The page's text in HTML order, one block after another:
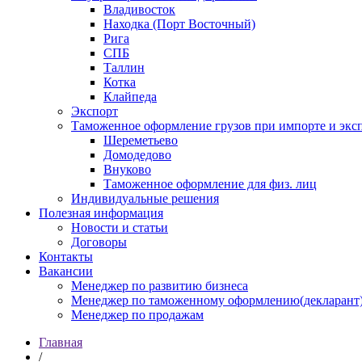
Владивосток
Находка (Порт Восточный)
Рига
СПБ
Таллин
Котка
Клайпеда
Экспорт
Таможенное оформление грузов при импорте и
Шереметьево
Домодедово
Внуково
Таможенное оформление для физ. лиц
Индивидуальные решения
Полезная информация
Новости и статьи
Договоры
Контакты
Вакансии
Менеджер по развитию бизнеса
Менеджер по таможенному
Менеджер по продажам
Главная
/